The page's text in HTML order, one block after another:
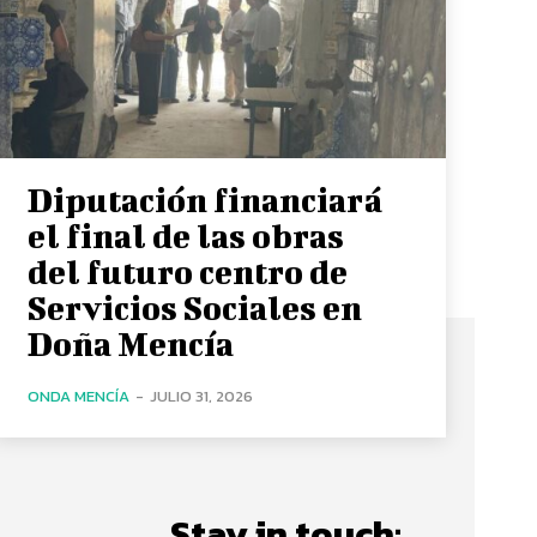
Diputación financiará
el final de las obras
del futuro centro de
Servicios Sociales en
Doña Mencía
ONDA MENCÍA - JULIO 31, 2026